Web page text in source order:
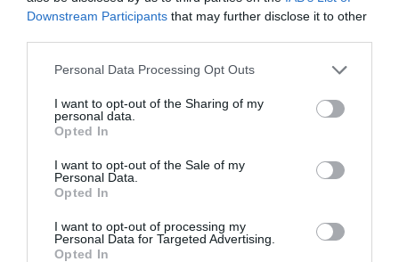
Downstream Participants that may further disclose it to other
Please note that this website/app uses one or more Google
not limited to your visit or usage behaviour. You may click to
grant or deny consent to Google and its third-party tags to
use your data for below specified purposes in below Google
consent section.
Personal Data Processing Opt Outs
I want to opt-out of the Sharing of my
personal data.
Opted In
I want to opt-out of the Sale of my
Personal Data.
Opted In
I want to opt-out of processing my
Personal Data for Targeted Advertising.
Opted In
FELETT: MI EZ A LÁTHATATLAN
FEDŐ, ÉS MI TÖRTÉNIK
2026-08-03
BAJBAN VANNAK: A
ELTŰNÉSE A NAGYOBB